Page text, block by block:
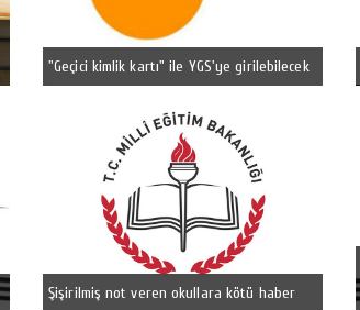
"Geçici kimlik kartı" ile YGS'ye girilebilecek
Şişirilmiş not veren okullara kötü haber